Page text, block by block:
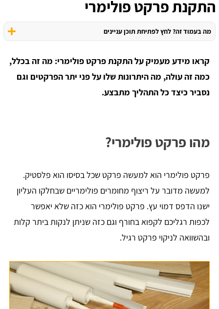
התקנת פרקט פולימרי
מה בעמוד זה? לחץ לפתיחת תוכן עניינים
קראו מידע מעמיק על התקנת פרקט פולימרי: מה זה בכלל,
כמה זה עולה, מה היתרונות שלו על פני יתר הפרקטים וגם
נסביר כיצד כל התהליך מתבצע.
מהו פרקט פולימרי?
פרקט פולימרי הוא למעשה פרקט שכל בסיסו הוא פלסטיק.
למעשה מדובר על ריצוף מחומרים פולימריים שבחלקו העליון
ישנו הדפס דמוי עץ. פרקט פולימרי הוא כזה שלא יאפשר
לכפות רגליכם לקפוא בחורף וגם כזה שניתן לנקות ביתר קלות
ובהשוואה לניקוי פרקט רגיל.